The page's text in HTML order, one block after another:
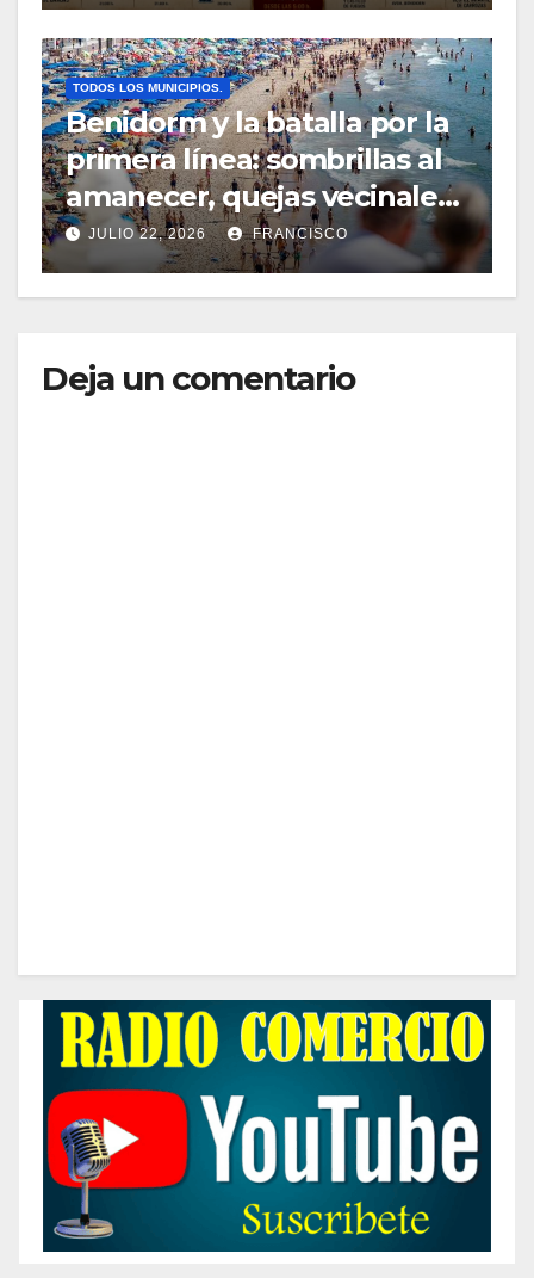
TODOS LOS MUNICIPIOS.
Benidorm y la batalla por la
primera línea: sombrillas al
amanecer, quejas vecinales
y una normativa con zonas
grises
JULIO 22, 2026 FRANCISCO
Deja un comentario